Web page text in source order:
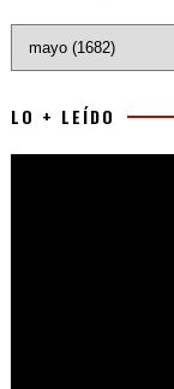
LO + LEÍDO